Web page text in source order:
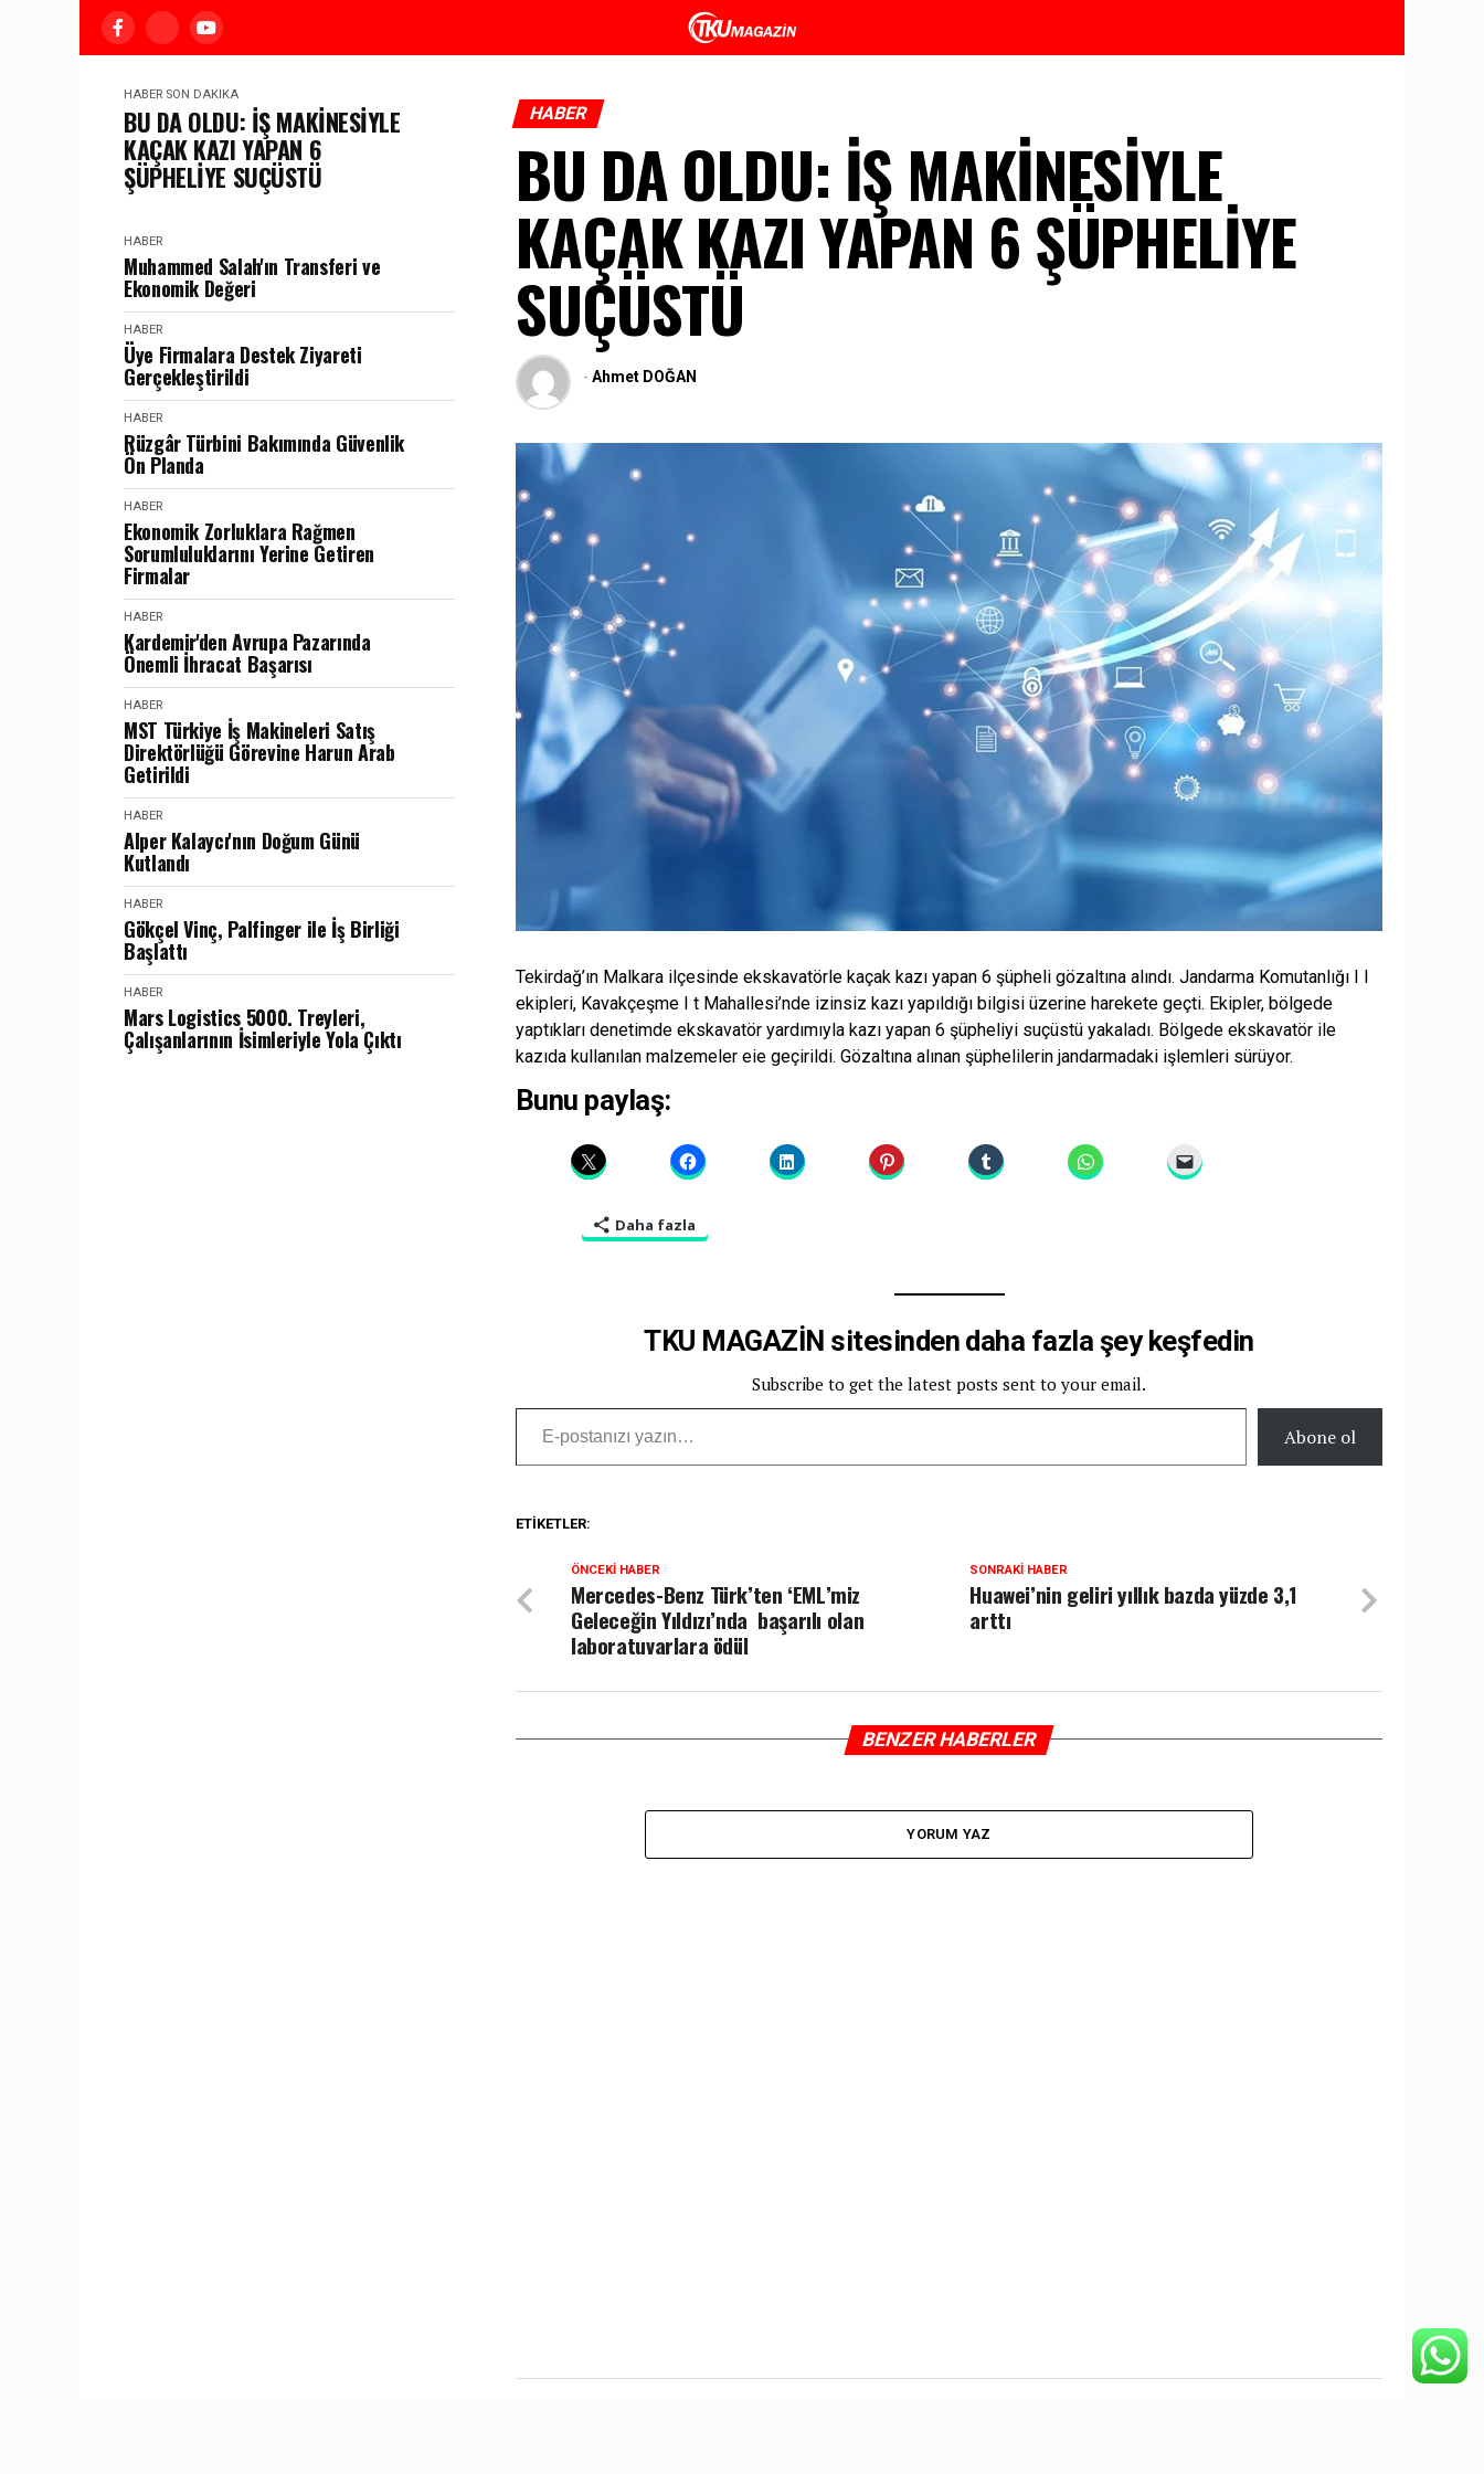
HABER SON DAKIKA
BU DA OLDU: İŞ MAKİNESİYLE
KAÇAK KAZI YAPAN 6
ŞÜPHELİYE SUÇÜSTÜ
HABER
Muhammed Salah'ın Transferi ve
Ekonomik Değeri
HABER
Üye Firmalara Destek Ziyareti
Gerçekleştirildi
HABER
Rüzgâr Türbini Bakımında Güvenlik
Ön Planda
HABER
Ekonomik Zorluklara Rağmen
Sorumluluklarını Yerine Getiren
Firmalar
HABER
Kardemir'den Avrupa Pazarında
Önemli İhracat Başarısı
HABER
MST Türkiye İş Makineleri Satış
Direktörlüğü Görevine Harun Arab
Getirildi
HABER
Alper Kalaycı'nın Doğum Günü
Kutlandı
HABER
Gökçel Vinç, Palfinger ile İş Birliği
Başlattı
HABER
Mars Logistics 5000. Treyleri,
Çalışanlarının İsimleriyle Yola Çıktı
HABER
BU DA OLDU: İŞ MAKİNESİYLE
KAÇAK KAZI YAPAN 6 ŞÜPHELİYE
SUÇÜSTÜ
- Ahmet DOĞAN
Tekirdağ’ın Malkara ilçesinde ekskavatörle kaçak kazı yapan 6 şüpheli gözaltına alındı. Jandarma Komutanlığı I I
ekipleri, Kavakçeşme I t Mahallesi’nde izinsiz kazı yapıldığı bilgisi üzerine harekete geçti. Ekipler, bölgede
yaptıkları denetimde ekskavatör yardımıyla kazı yapan 6 şüpheliyi suçüstü yakaladı. Bölgede ekskavatör ile
kazıda kullanılan malzemeler eie geçirildi. Gözaltına alınan şüphelilerin jandarmadaki işlemleri sürüyor.
Bunu paylaş:
Daha fazla
TKU MAGAZİN sitesinden daha fazla şey keşfedin
Subscribe to get the latest posts sent to your email.
E-postanızı yazın…
Abone ol
ETIKETLER:
SONRAKI HABER
Huawei’nin geliri yıllık bazda yüzde 3,1
arttı
ÖNCEKI HABER
Mercedes-Benz Türk’ten ‘EML’miz
Geleceğin Yıldızı’nda başarılı olan
laboratuvarlara ödül
BENZER HABERLER
YORUM YAZ